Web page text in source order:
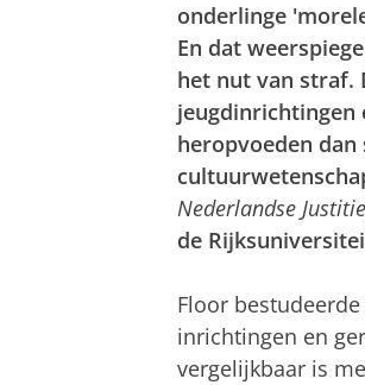
onderlinge
En dat
het nut van straf.
jeugdinrichtingen
heropvoeden
Nederlandse
de
Floor
inrichtingen en
vergelijkbaar is